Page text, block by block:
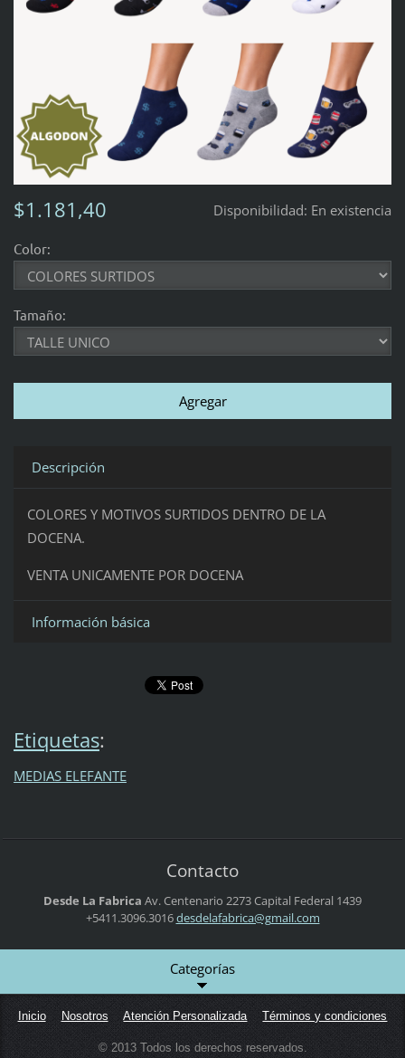
Disponibilidad: En existencia
$1.181,40
Color:
Tamaño:
Descripción
COLORES Y MOTIVOS SURTIDOS DENTRO DE LA
DOCENA.
VENTA UNICAMENTE POR DOCENA
Información básica
Etiquetas:
MEDIAS ELEFANTE
Contacto
Desde La Fabrica Av. Centenario 2273Capital Federal 1439
+5411.3096.3016desdelafabrica@gmail.com
Categorías
Inicio Nosotros Atención Personalizada Términos y condiciones
© 2013 Todos los derechos reservados.